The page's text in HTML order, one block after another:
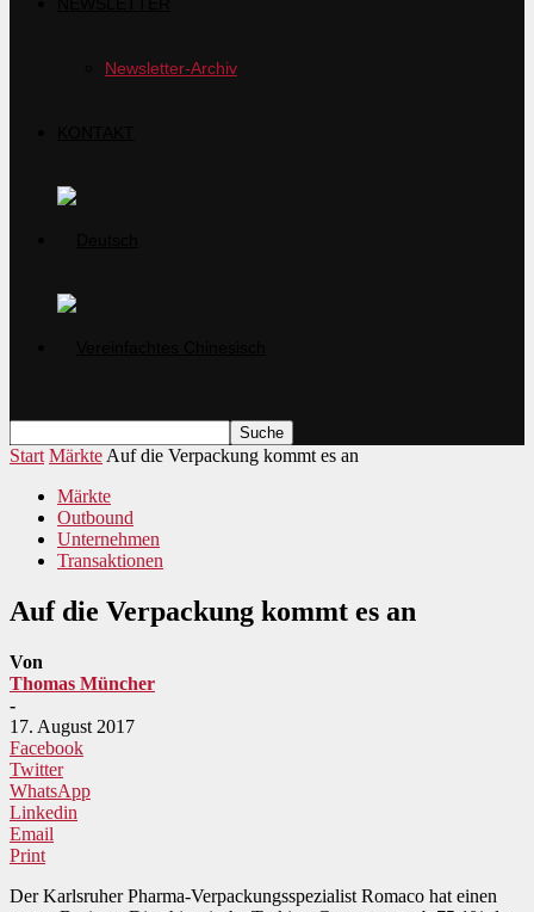
Newsletter-Archiv
Start Märkte Auf die Verpackung kommt es an
Märkte
Outbound
Unternehmen
Transaktionen
Auf die Verpackung kommt es an
Von
Thomas Müncher
-
17. August 2017
Facebook
Twitter
WhatsApp
Linkedin
Email
Print
Der Karlsruher Pharma-Verpackungsspezialist Romaco hat einen